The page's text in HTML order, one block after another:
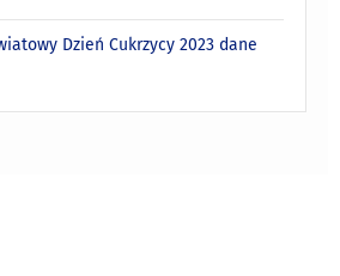
Dzień Cukrzycy 2023 dane